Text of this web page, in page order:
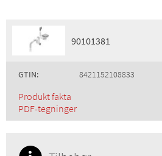
90101381
GTIN: 8421152108833
Produkt fakta
PDF-tegninger